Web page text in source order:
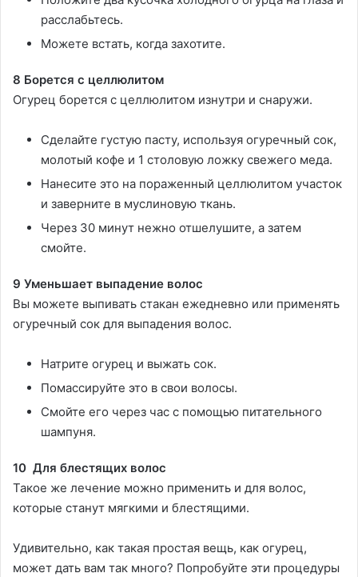
расслабьтесь.
Можете встать, когда захотите.
8 Борется с целлюлитом
Огурец борется с целлюлитом изнутри и снаружи.
Сделайте густую пасту, используя огуречный сок,
молотый кофе и 1 столовую ложку свежего меда.
Нанесите это на пораженный целлюлитом участок
и заверните в муслиновую ткань.
Через 30 минут нежно отшелушите, а затем
смойте.
9 Уменьшает выпадение волос
Вы можете выпивать стакан ежедневно или применять
огуречный сок для выпадения волос.
Натрите огурец и выжать сок.
Помассируйте это в свои волосы.
Смойте его через час с помощью питательного
шампуня.
10 Для блестящих волос
Такое же лечение можно применить и для волос,
которые станут мягкими и блестящими.
Удивительно, как такая простая вещь, как огурец,
может дать вам так много? Попробуйте эти процедуры